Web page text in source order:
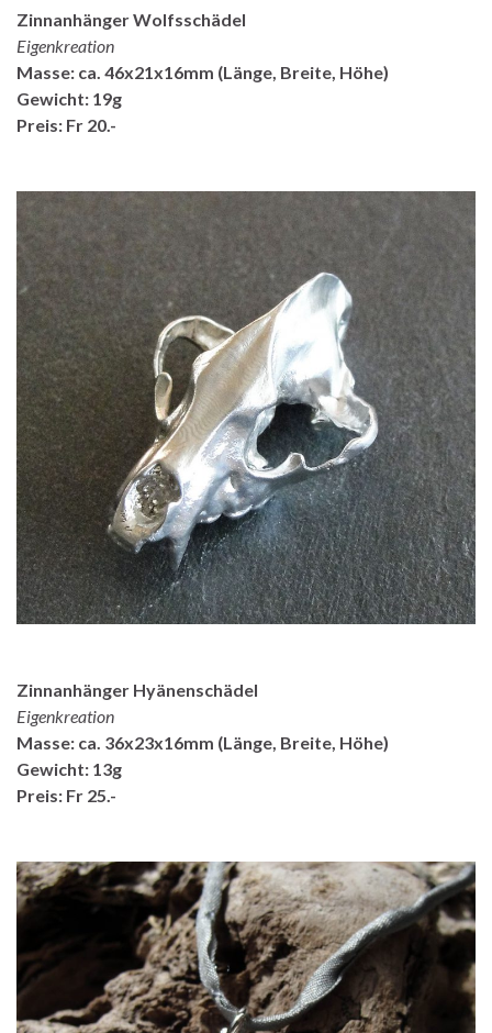
Zinnanhänger Wolfsschädel
Eigenkreation
Masse: ca. 46x21x16mm (Länge, Breite, Höhe)
Gewicht: 19g
Preis: Fr 20.-
Zinnanhänger Hyänenschädel
Eigenkreation
Masse: ca. 36x23x16mm (Länge, Breite, Höhe)
Gewicht: 13g
Preis: Fr 25.-